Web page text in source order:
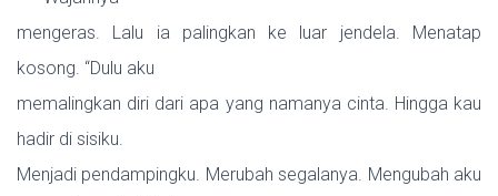
mengeras. Lalu ia palingkan ke luar jendela. Menatap
kosong. “Dulu aku
memalingkan diri dari apa yang namanya cinta. Hingga kau
hadir di sisiku.
Menjadi pendampingku. Merubah segalanya. Mengubah aku